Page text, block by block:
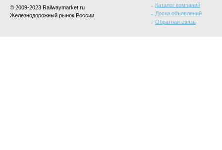
© 2009-2023 Railwaymarket.ru
Железнодорожный рынок России
Каталог компаний
Доска объявлений
Обратная связь